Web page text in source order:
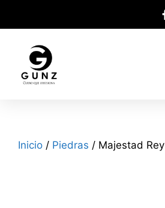
Inicio / Piedras / Majestad Rey